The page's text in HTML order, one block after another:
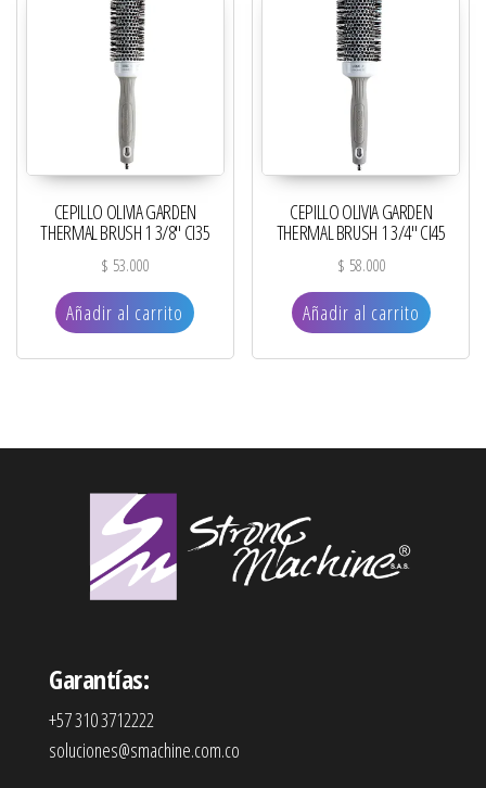
CEPILLO OLIVIA GARDEN
THERMAL BRUSH 1 3/8″ CI35
$ 53.000
Añadir al carrito
CEPILLO OLIVIA GARDEN
THERMAL BRUSH 1 3/4″ CI45
$ 58.000
Añadir al carrito
Garantías:
+57 310 3712222
soluciones@smachine.com.co